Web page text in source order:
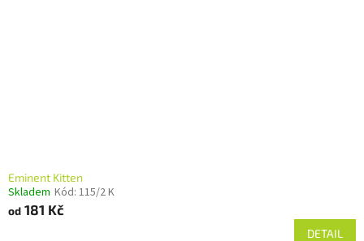
Eminent Kitten
Skladem Kód: 115/2 K
od 181 Kč
DETAIL